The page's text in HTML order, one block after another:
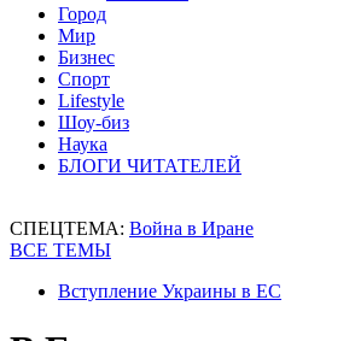
Город
Мир
Бизнес
Спорт
Lifestyle
Шоу-биз
Наука
БЛОГИ ЧИТАТЕЛЕЙ
СПЕЦТЕМА: Война в Иране
ВСЕ ТЕМЫ
Вступление Украины в ЕС